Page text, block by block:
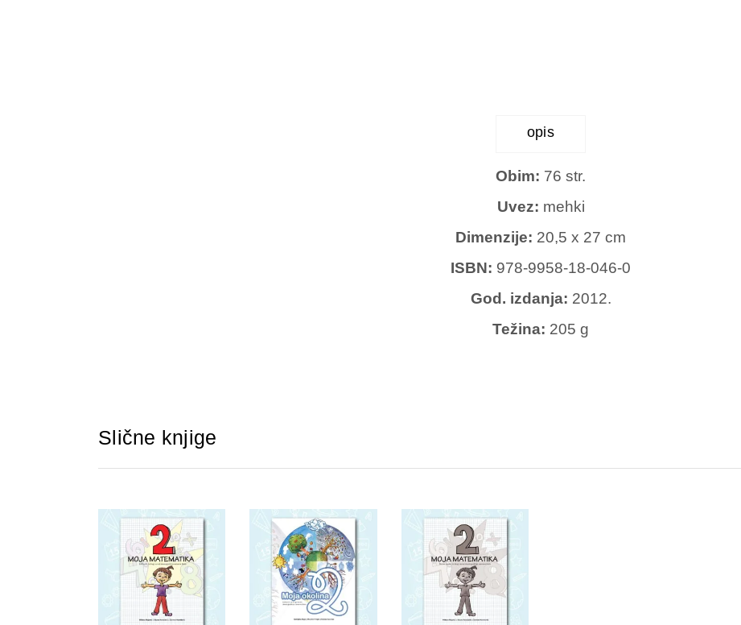
opis
Obim: 76 str.
Uvez: mehki
Dimenzije: 20,5 x 27 cm
ISBN: 978-9958-18-046-0
God. izdanja: 2012.
Težina: 205 g
Slične knjige
DODAJTE U
KORPU
DODAJTE U
KORPU
DODAJTE U
KORPU